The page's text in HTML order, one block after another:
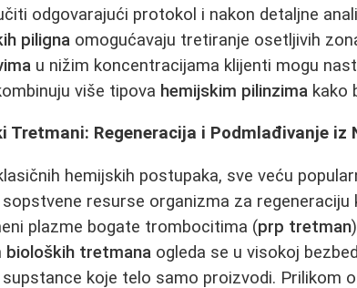
odgovarajući protokol i nakon detaljne
piligna omogućavaju tretiranje osetljivih
u nižim koncentracijama klijenti mogu
više tipova hemijskim pilinzima kako
Tretmani: Regeneracija i Podmlađivanje iz
hemijskih postupaka, sve veću
resurse organizma za regeneraciju
plazme bogate trombocitima (prp tretman
bioloških tretmana ogleda se u visokoj
koje telo samo proizvodi. Prilikom